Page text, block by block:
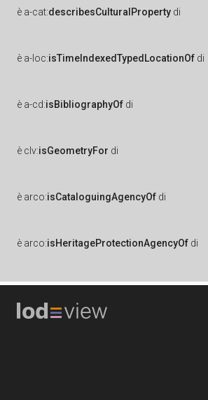
è a-cat:describesCulturalProperty di
è a-loc:isTimeIndexedTypedLocationOf di
è a-cd:isBibliographyOf di
è clv:isGeometryFor di
è arco:isCataloguingAgencyOf di
è arco:isHeritageProtectionAgencyOf di